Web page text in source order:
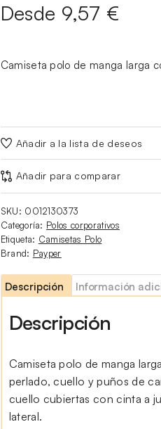
Desde 9,57 €
Camiseta polo de manga larga
Añadir a la lista de deseos
Añadir para comparar
SKU: 0012130373
Categoría: Polos corporativos
Etiqueta: Camisetas Polo
Brand: Payper
Descripción Información
Descripción
Camiseta polo de manga
perlado, cuello y puños de
cuello cubiertas con cinta a
lateral.